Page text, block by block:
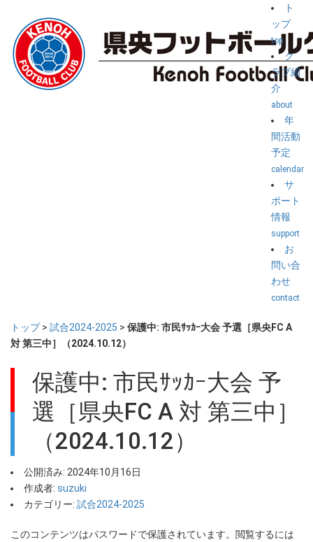
ト
ップ
top
ク
ラブ紹
介
about
年
間活動
予定
calendar
サ
ポート
情報
support
お
問い合
わせ
contact
トップ> 試合2024-2025 > 保護中: 市民ｻｯｶｰ大会 予選［県央FC A
対 第三中］（2024.10.12）
保護中: 市民ｻｯｶｰ大会 予
選［県央FC A 対 第三中］
（2024.10.12）
公開済み: 2024年10月16日
作成者: suzuki
カテゴリー: 試合2024-2025
このコンテンツはパスワードで保護されています。閲覧するには